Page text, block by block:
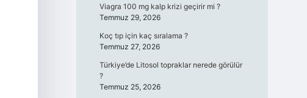
Viagra 100 mg kalp krizi geçirir mi ?
Temmuz 29, 2026
Koç tıp için kaç sıralama ?
Temmuz 27, 2026
Türkiye’de Litosol topraklar nerede görülür
?
Temmuz 25, 2026